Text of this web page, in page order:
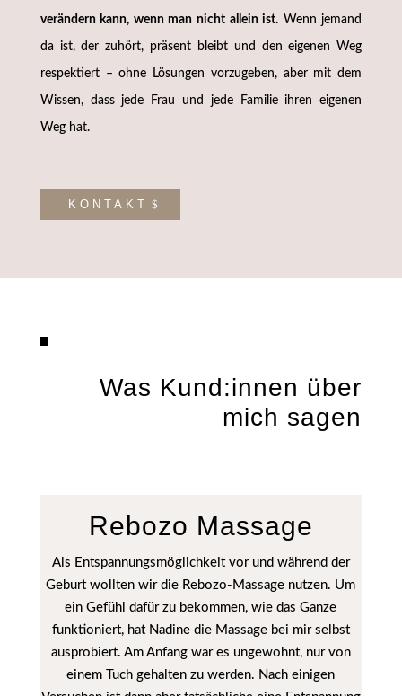
verändern kann, wenn man nicht allein ist. Wenn jemand
da ist, der zuhört, präsent bleibt und den eigenen Weg
respektiert – ohne Lösungen vorzugeben, aber mit dem
Wissen, dass jede Frau und jede Familie ihren eigenen
Weg hat.
KONTAKT
Was Kund:innen über
mich sagen
Rebozo Massage
Als Entspannungsmöglichkeit vor und während der
Geburt wollten wir die Rebozo-Massage nutzen. Um
ein Gefühl dafür zu bekommen, wie das Ganze
funktioniert, hat Nadine die Massage bei mir selbst
ausprobiert. Am Anfang war es ungewohnt, nur von
einem Tuch gehalten zu werden. Nach einigen